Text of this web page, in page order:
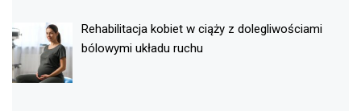
Rehabilitacja kobiet w ciąży z dolegliwościami
bólowymi układu ruchu